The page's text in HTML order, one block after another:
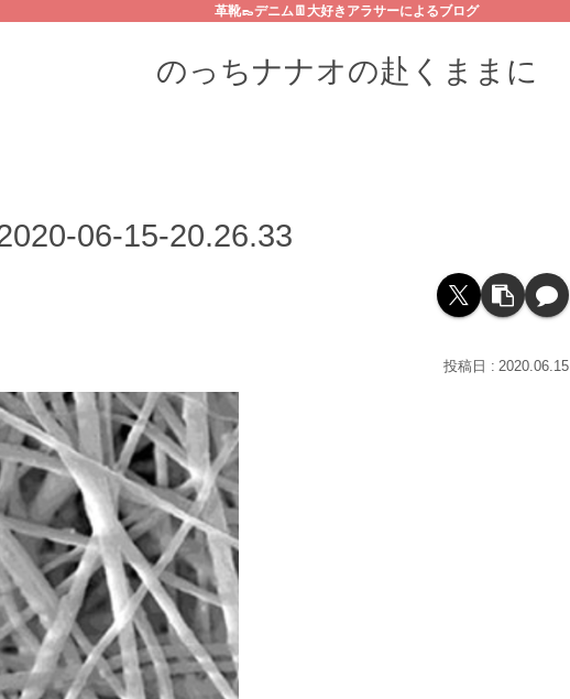
革靴👞デニム👖大好きアラサーによるブログ
のっちナナオの赴くままに
06-15-20.26.33
2020.06.15